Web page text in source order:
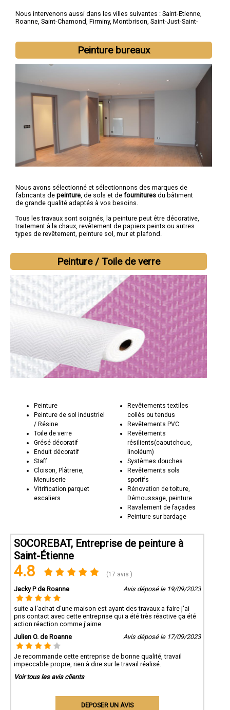
Nous intervenons aussi dans les villes suivantes : Saint-Etienne,
Roanne, Saint-Chamond, Firminy, Montbrison, Saint-Just-Saint-
Peinture bureaux
Nous avons sélectionné et sélectionnons des marques de
fabricants de peinture , de sols et de fournitures du bâtiment
de grande qualité adaptés à vos besoins.
Tous les travaux sont soignés, la peinture peut être décorative,
traitement à la chaux, revêtement de papiers peints ou autres
types de revêtement, peinture sol, mur et plafond.
Peinture / Toile de verre
Peinture
Peinture de sol industriel
/ Résine
Toile de verre
Grésé décoratif
Enduit décoratif
Staff
Cloison, Plâtrerie,
Menuiserie
Vitrification parquet
escaliers
Revêtements textiles
collés ou tendus
Revêtements PVC
Revêtements
résilients(caoutchouc,
linoléum)
Systèmes douches
Revêtements sols
sportifs
Rénovation de toiture,
Démoussage, peinture
Ravalement de façades
Peinture sur bardage
SOCOREBAT, Entreprise de peinture à
Saint-Étienne
4.8 (17 avis )
Jacky P de Roanne Avis déposé le 19/09/2023
suite a l'achat d'une maison est ayant des travaux a faire j'ai
pris contact avec cette entreprise qui a été très réactive ça été
action réaction comme j'aime
Julien O. de Roanne
Avis déposé le 17/09/2023
Je recommande cette entreprise de bonne qualité, travail
impeccable propre, rien à dire sur le travail réalisé.
Voir tous les avis clients
DEPOSER UN AVIS